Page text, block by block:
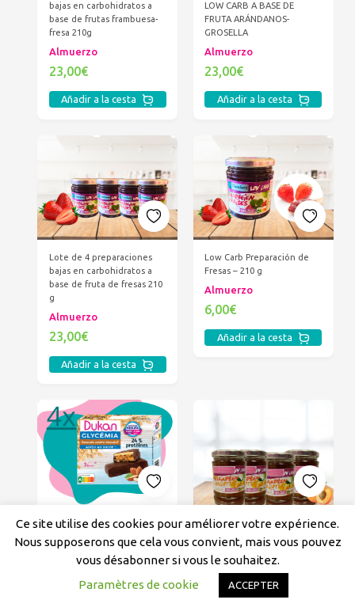
bajas en carbohidratos a
base de frutas frambuesa-
fresa 210g
Almuerzo
23,00€
Añadir a la cesta
LOW CARB A BASE DE
FRUTA ARÁNDANOS-
GROSELLA
Almuerzo
23,00€
Añadir a la cesta
Lote de 4 preparaciones
bajas en carbohidratos a
base de fruta de fresas 210
g
Almuerzo
23,00€
Añadir a la cesta
Low Carb Preparación de
Fresas – 210 g
Almuerzo
6,00€
Añadir a la cesta
Lote de 4 Dukan Glycémia
Almendras y chocolate 90G
(3x30g c/u)
17,62€
LOTE DE 4 PREPARACIONES
LOW CARB A BASE DE
FRUTA ALBARICOQUE
23,00€
Ce site utilise des cookies pour améliorer votre expérience.
Nous supposerons que cela vous convient, mais vous pouvez
vous désabonner si vous le souhaitez.
Paramètres de cookie
ACCEPTER